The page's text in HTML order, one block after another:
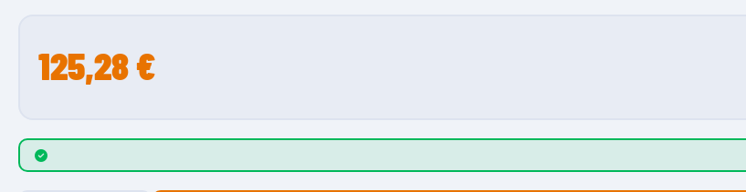
125,28 €